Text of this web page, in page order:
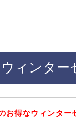
ィンター
お得なウィンター